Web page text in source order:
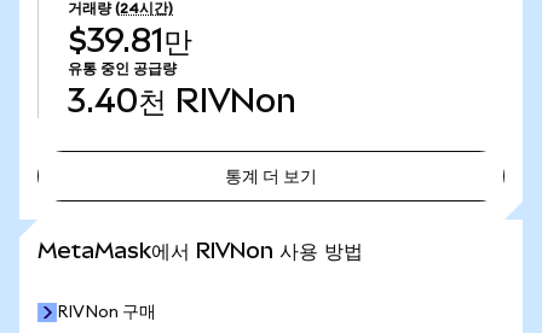
거래량 (24시간)
$39.81만
유통 중인 공급량
3.40천 RIVNon
통계 더 보기
MetaMask에서 RIVNon 사용 방법
RIVNon 구매